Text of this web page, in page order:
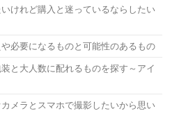
けれど購入と迷っているならしたい
必要になるものと可能性のあるもの
と大人数に配れるものを探す～アイ
メラとスマホで撮影したいから思い